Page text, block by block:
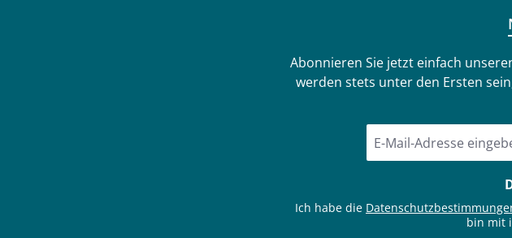
Abonnieren Sie jetzt einfach
werden stets unter den Ersten
Mail-
Ich habe die
bin mit